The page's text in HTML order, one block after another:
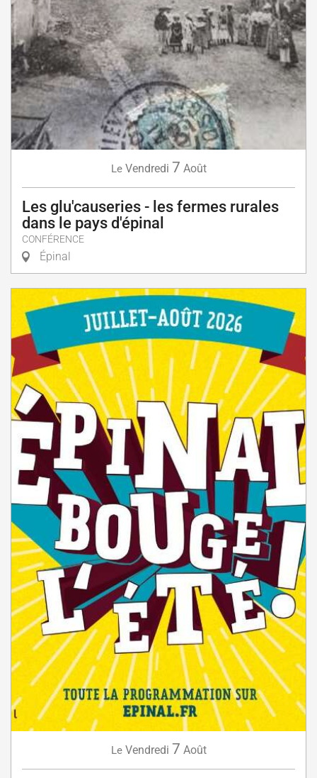
Le Vendredi 7 Août
Les glu'causeries - les fermes rurales
dans le pays d'épinal
CONFÉRENCE
Épinal
Le Vendredi 7 Août